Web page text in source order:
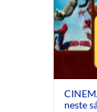
neste